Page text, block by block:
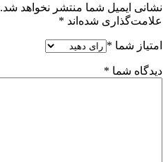
نشانی ایمیل شما منتشر نخواهد شد.
علامت‌گذاری شده‌اند *
امتیاز شما *
دیدگاه شما *